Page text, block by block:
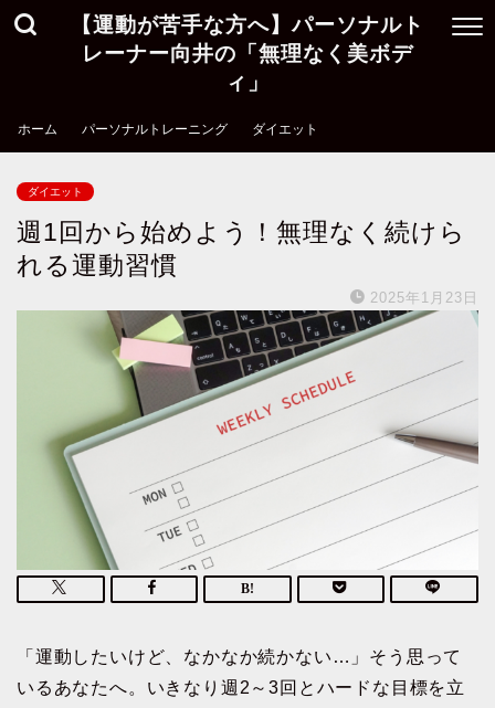
【運動が苦手な方へ】パーソナルト
レーナー向井の「無理なく美ボデ
ィ」
ホーム パーソナルトレーニング ダイエット
ダイエット
週1回から始めよう！無理なく続けら
れる運動習慣
2025年1月23日
「運動したいけど、なかなか続かない…」そう思って
いるあなたへ。いきなり週2～3回とハードな目標を立